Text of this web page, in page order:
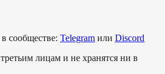
сообществе: Telegram или Discord
лицам и не хранятся ни в